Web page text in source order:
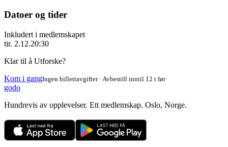
Datoer og tider
Inkludert i medlemskapet
tir. 2.12.20:30
Klar til å Utforske?
Kom i gangIngen billettavgifter · Avbestill inntil 12 t før
godo
Hundrevis av opplevelser. Ett medlemskap. Oslo, Norge.